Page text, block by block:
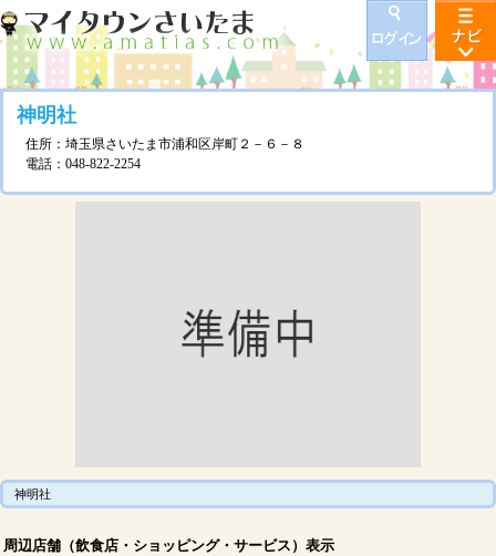
神明社
住所：埼玉県さいたま市浦和区岸町２－６－８
電話：048-822-2254
神明社
周辺店舗（飲食店・ショッピング・サービス）表示